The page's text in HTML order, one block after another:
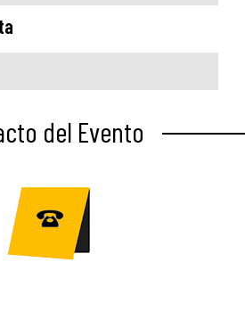
del Evento